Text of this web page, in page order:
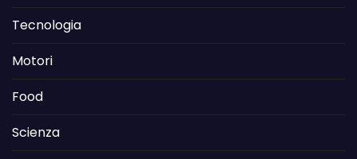
Tecnologia
Motori
Food
Scienza